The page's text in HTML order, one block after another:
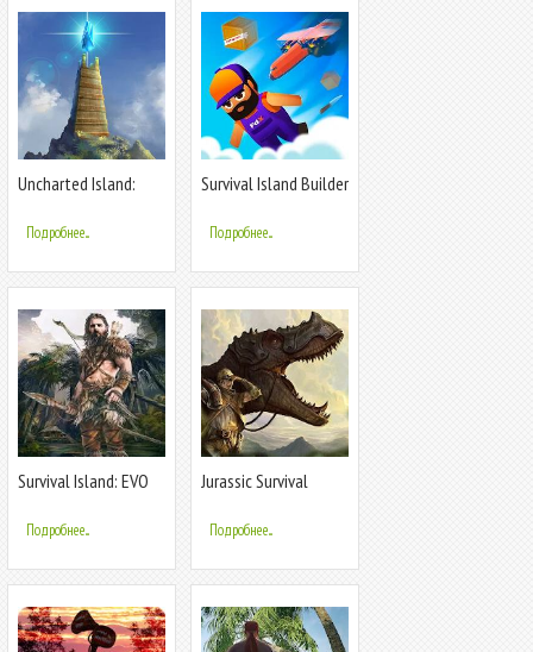
Uncharted Island:
Подробнее...
Survival Island Builder
Подробнее...
Survival Island: EVO
Подробнее...
Jurassic Survival
Craft
Подробнее...